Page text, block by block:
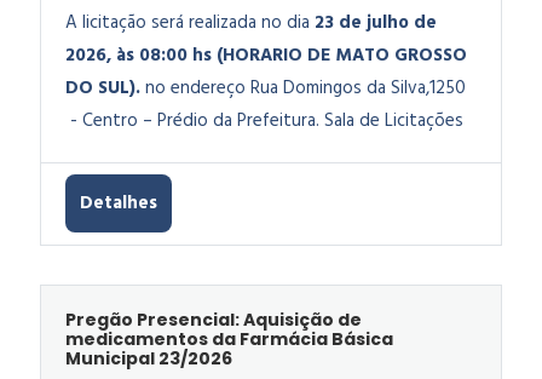
A licitação será realizada no dia 23 de julho de
2026, às 08:00 hs (HORARIO DE MATO GROSSO
DO SUL).no endereço Rua Domingos da Silva,1250
- Centro – Prédio da Prefeitura. Sala de Licitações
Detalhes
Pregão Presencial: Aquisição de
medicamentos da Farmácia Básica
Municipal 23/2026